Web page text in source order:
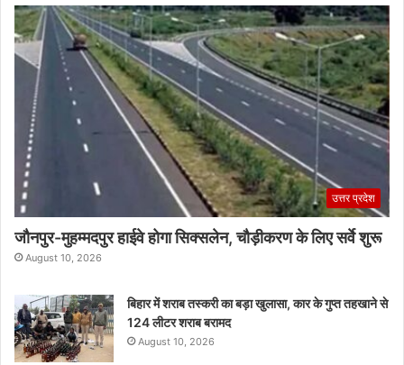
उत्तर प्रदेश
जौनपुर-मुहम्मदपुर हाईवे होगा सिक्सलेन, चौड़ीकरण के लिए सर्वे शुरू
August 10, 2026
बिहार में शराब तस्करी का बड़ा खुलासा, कार के गुप्त तहखाने से
124 लीटर शराब बरामद
August 10, 2026